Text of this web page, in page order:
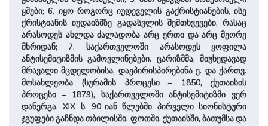
ყმები; 6. იყო როგორც იუდეველის გაქრისტიანების, ისე
ქრისტიანის იუდაიზმზე გადასვლის შემთხვევები, რასაც
არასოდეს ახლდა ძალადობა არც ერთი და არც მეორე
მხრიდან; 7. საქართველოში არასოდეს ყოფილა
ანტისემიტიზმის გამოვლინებები. ცარიზმმა, მიუხედავად
მრავალი მცდელობისა, დაეპირისპირებინა ე. და ქართვ.
მოსახლეობა (სურამის პროცესი – 1850, ქუთაისის
პროცესი – 1879), საქართველოში ანტისემიტიზმი ვერ
დანერგა. XIX ს. 90-იან წლებში პირველი სიონისტური
ჯგუფები გაჩნდა თბილისში, ფოთში, ქუთაისში, ბათუმსა და